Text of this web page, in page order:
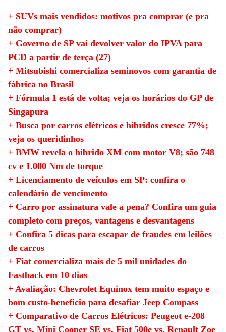
+ SUVs mais vendidos: motivos pra comprar (e pra
não comprar)
+ Governo de SP vai devolver valor do IPVA para
PCD a partir de terça (27)
+ Mitsubishi comercializa seminovos com garantia de
fábrica no Brasil
+ Fórmula 1 está de volta; veja os horários do GP de
Singapura
+ Busca por carros elétricos e híbridos cresce 77%;
veja os queridinhos
+ BMW revela o híbrido XM com motor V8; são 748
cv e 1.000 Nm de torque
+ Licenciamento de veículos em SP: confira o
calendário de vencimento
+ Carro por assinatura vale a pena? Confira um guia
completo com preços, vantagens e desvantagens
+ Confira 5 dicas para escapar de fraudes em leilões
de carros
+ Fiat comercializa mais de 5 mil unidades do
Fastback em 10 dias
+ Avaliação: Chevrolet Equinox tem muito espaço e
bom custo-benefício para desafiar Jeep Compass
+ Comparativo de Carros Elétricos: Peugeot e-208
GT vs. Mini Cooper SE vs. Fiat 500e vs. Renault Zoe